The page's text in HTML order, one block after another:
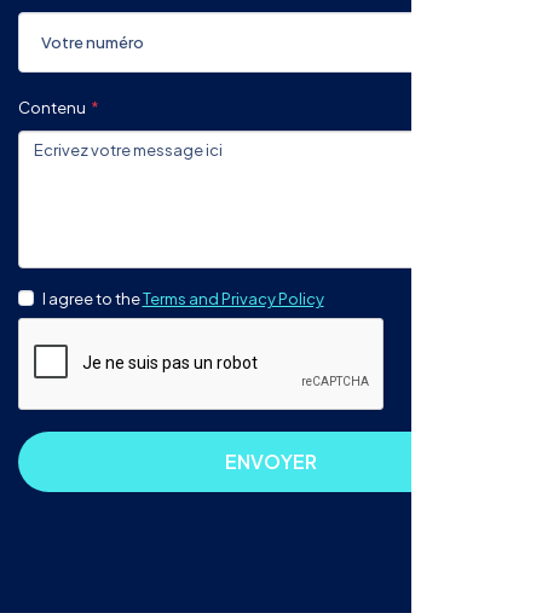
Contenu
I agree to theTerms and Privacy Policy
ENVOYER